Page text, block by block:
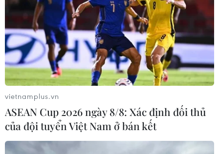
#tin tức thời sự
#tin tức hot
#tin tức an ninh
#tin tức hot
#an ninh #an ninh nghệ an
#thời sự
#thời sự hôm nay
#bản tin thời sự
#tội phạm
#truy nã
#tội phạm hình sự #hình sự
#công an
#vụ án
#phạm pháp #pháp luật
#pháp đình
#xã hội
#an ninh xã hội #chính trị
#VietnamPlus
#Vietnam
#Plus
vietnamplus.vn
ASEAN Cup 2026 ngày 8/8: Xác định đối thủ
của đội tuyển Việt Nam ở bán kết